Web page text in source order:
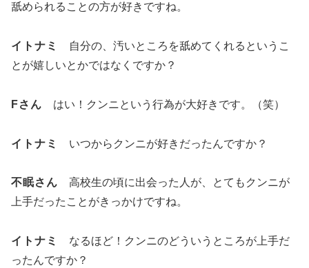
舐められることの方が好きですね。
イトナミ
自分の、汚いところを舐めてくれるというこ
とが嬉しいとかではなくですか？
Fさん はい！クンニという行為が大好きです。（笑）
イトナミ いつからクンニが好きだったんですか？
不眠さん 高校生の頃に出会った人が、とてもクンニが
上手だったことがきっかけですね。
イトナミ
なるほど！クンニのどういうところが上手だ
ったんですか？